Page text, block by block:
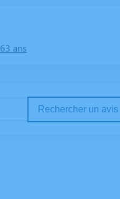
63 ans
Rechercher un avis